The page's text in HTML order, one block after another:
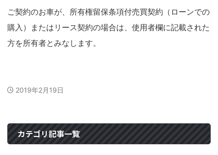
ご契約のお車が、所有権留保条項付売買契約（ローンでの
購入）またはリース契約の場合は、使用者欄に記載された
方を所有者とみなします。
2019年2月19日
カテゴリ記事一覧